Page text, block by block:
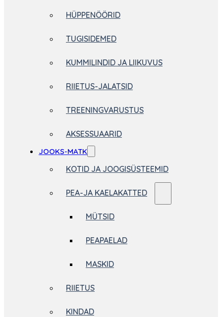
HÜPPENÖÖRID
TUGISIDEMED
KUMMILINDID JA LIIKUVUS
RIIETUS-JALATSID
TREENINGVARUSTUS
AKSESSUAARID
JOOKS-MATK
KOTID JA JOOGISÜSTEEMID
PEA-JA KAELAKATTED
MÜTSID
PEAPAELAD
MASKID
RIIETUS
KINDAD